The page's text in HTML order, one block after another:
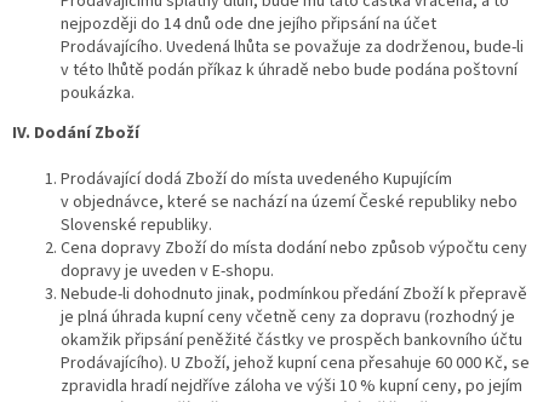
nejpozději do 14 dnů ode dne jejího připsání na účet
Prodávajícího. Uvedená lhůta se považuje za dodrženou, bude-li
v této lhůtě podán příkaz k úhradě nebo bude podána poštovní
poukázka.
IV. Dodání Zboží
Prodávající dodá Zboží do místa uvedeného Kupujícím
v objednávce, které se nachází na území České republiky nebo
Slovenské republiky.
Cena dopravy Zboží do místa dodání nebo způsob výpočtu ceny
dopravy je uveden v E-shopu.
Nebude-li dohodnuto jinak, podmínkou předání Zboží k přepravě
je plná úhrada kupní ceny včetně ceny za dopravu (rozhodný je
okamžik připsání peněžité částky ve prospěch bankovního účtu
Prodávajícího). U Zboží, jehož kupní cena přesahuje 60 000 Kč, se
zpravidla hradí nejdříve záloha ve výši 10 % kupní ceny, po jejím